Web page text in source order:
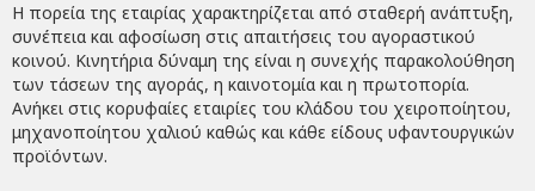
Η πορεία της εταιρίας χαρακτηρίζεται από σταθερή ανάπτυξη,
συνέπεια και αφοσίωση στις απαιτήσεις του αγοραστικού
κοινού. Κινητήρια δύναμη της είναι η συνεχής παρακολούθηση
των τάσεων της αγοράς, η καινοτομία και η πρωτοπορία.
Ανήκει στις κορυφαίες εταιρίες του κλάδου του χειροποίητου,
μηχανοποίητου χαλιού καθώς και κάθε είδους υφαντουργικών
προϊόντων.